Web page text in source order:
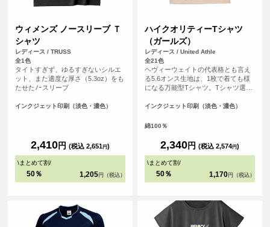
ウィメンズ ノースリーブ Ｔ
シャツ
レディース / TRUSS
全1色
タイトすぎず、ゆるすぎないシルエ
ット、また適度な厚さ（5.3oz）をも
たせたﾉｰスリーブ
インクジェット印刷（淡色・濃色）
2,410円 (税込 2,651円)
\まとめて割/
50％ 1,205 円（税込）
ハイクオリティーTシャツ
（ガールズ）
レディース / United Athle
全21色
ヘヴィーウェイトの代表格とも言え
る5.6オンス生地は、1枚で着ても様
になる万能型Tシャツ。Tシャツ選び
い」「透けない」「長持ちする」と
インクジェット印刷（淡色・濃色）
綿100％
2,340円 (税込 2,574円)
\まとめて割/
50％ 1,170 円（税込）